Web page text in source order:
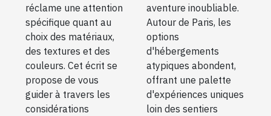
réclame une attention
spécifique quant au
choix des matériaux,
des textures et des
couleurs. Cet écrit se
propose de vous
guider à travers les
considérations
aventure inoubliable.
Autour de Paris, les
options
d'hébergements
atypiques abondent,
offrant une palette
d'expériences uniques
loin des sentiers